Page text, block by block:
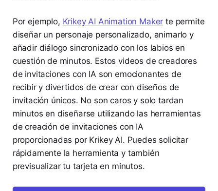
Por ejemplo, Krikey AI Animation Maker te permite
diseñar un personaje personalizado, animarlo y
añadir diálogo sincronizado con los labios en
cuestión de minutos. Estos videos de creadores
de invitaciones con IA son emocionantes de
recibir y divertidos de crear con diseños de
invitación únicos. No son caros y solo tardan
minutos en diseñarse utilizando las herramientas
de creación de invitaciones con IA
proporcionadas por Krikey AI. Puedes solicitar
rápidamente la herramienta y también
previsualizar tu tarjeta en minutos.